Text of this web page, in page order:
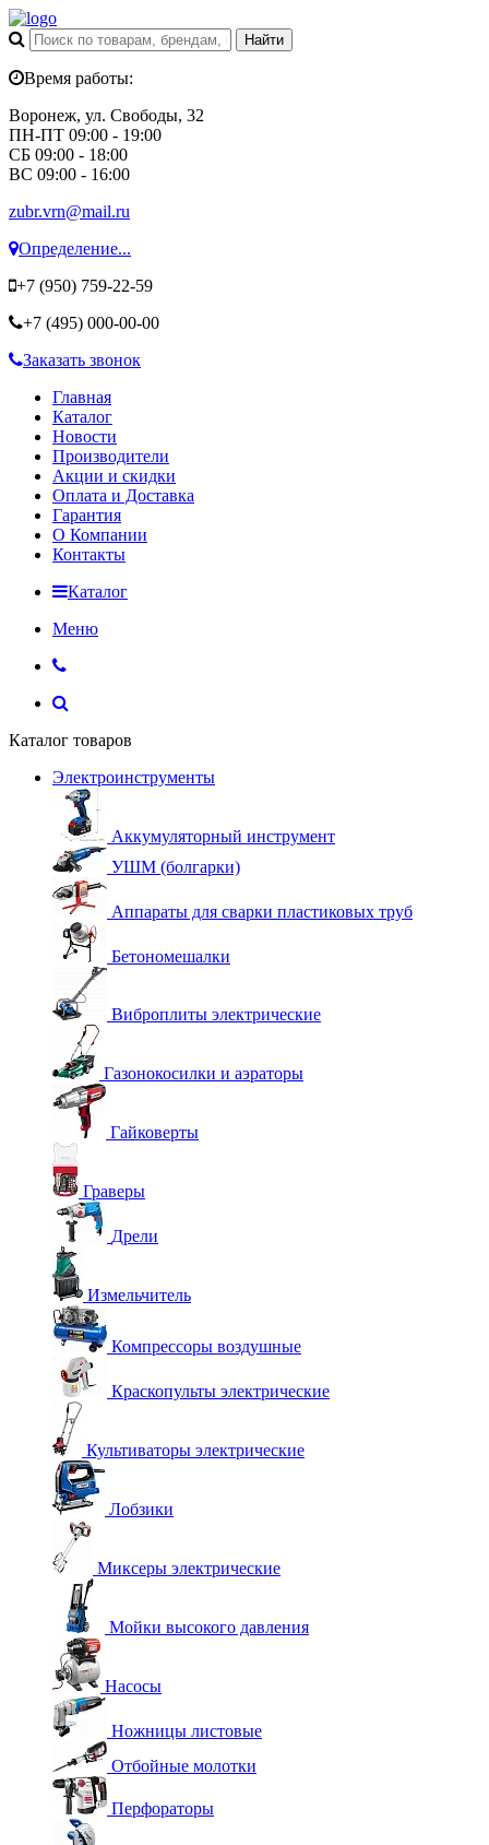
Время работы:
Воронеж, ул. Свободы, 32
ПН-ПТ 09:00 - 19:00
СБ 09:00 - 18:00
ВС 09:00 - 16:00
zubr.vrn@mail.ru
Определение...
+7 (950) 759-22-59
+7 (495) 000-00-00
Заказать звонок
Главная
Каталог
Новости
Производители
Акции и скидки
Оплата и Доставка
Гарантия
О Компании
Контакты
Каталог
Меню
Каталог товаров
Электроинструменты
Аккумуляторный инструмент
УШМ (болгарки)
Аппараты для сварки пластиковых труб
Бетономешалки
Виброплиты электрические
Газонокосилки и аэраторы
Гайковерты
Граверы
Дрели
Измельчитель
Компрессоры воздушные
Краскопульты электрические
Культиваторы электрические
Лобзики
Миксеры электрические
Мойки высокого давления
Насосы
Ножницы листовые
Отбойные молотки
Перфораторы